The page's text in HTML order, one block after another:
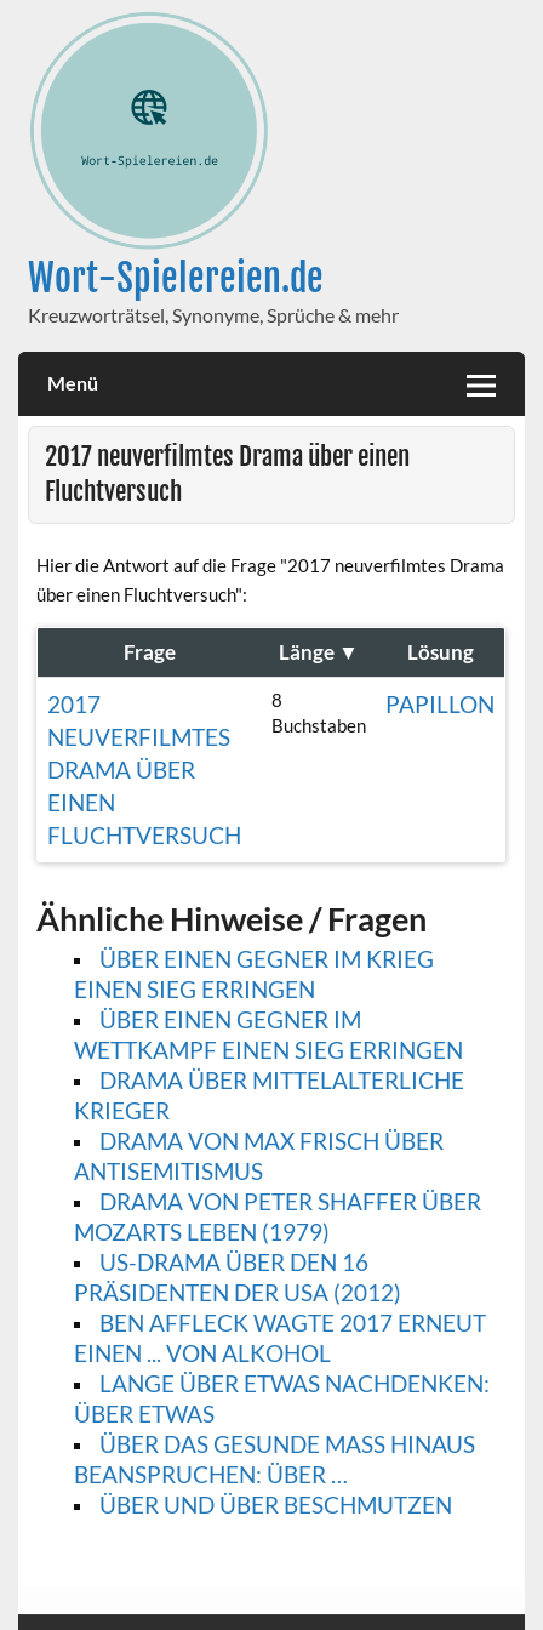
Wort-Spielereien.de
Kreuzworträtsel, Synonyme, Sprüche & mehr
Menü
2017 neuverfilmtes Drama über einen
Fluchtversuch
Hier die Antwort auf die Frage "2017 neuverfilmtes Drama
über einen Fluchtversuch":
Frage Länge ▼ Lösung
2017
NEUVERFILMTES
DRAMA ÜBER
EINEN
FLUCHTVERSUCH
8
Buchstaben
PAPILLON
Ähnliche Hinweise / Fragen
ÜBER EINEN GEGNER IM KRIEG
EINEN SIEG ERRINGEN
ÜBER EINEN GEGNER IM
WETTKAMPF EINEN SIEG ERRINGEN
DRAMA ÜBER MITTELALTERLICHE
KRIEGER
DRAMA VON MAX FRISCH ÜBER
ANTISEMITISMUS
DRAMA VON PETER SHAFFER ÜBER
MOZARTS LEBEN (1979)
US-DRAMA ÜBER DEN 16
PRÄSIDENTEN DER USA (2012)
BEN AFFLECK WAGTE 2017 ERNEUT
EINEN ... VON ALKOHOL
LANGE ÜBER ETWAS NACHDENKEN:
ÜBER ETWAS
ÜBER DAS GESUNDE MASS HINAUS B
EANSPRUCHEN: ÜBER …
ÜBER UND ÜBER BESCHMUTZEN